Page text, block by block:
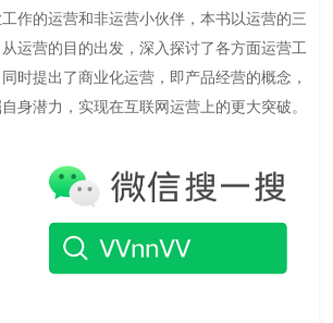
作的运营和非运营小伙伴，本书以运营的三
运营的目的出发，深入探讨了各方面运营工
时提出了商业化运营，即产品经营的概念，
身潜力，实现在互联网运营上的更大突破。